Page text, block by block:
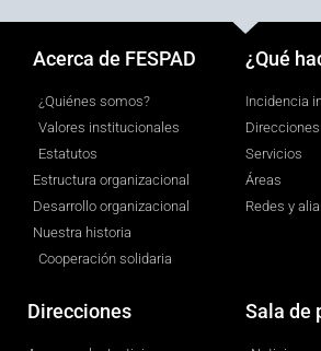
Acerca de FESPAD
¿Quiénes somos?
Valores institucionales
Estatutos
Estructura organizacional
Desarrollo organizacional
Nuestra historia
Cooperación solidaria
¿Qué
Incidencia
Direcciones
Servicios
Áreas
Redes y
Direcciones Sala de